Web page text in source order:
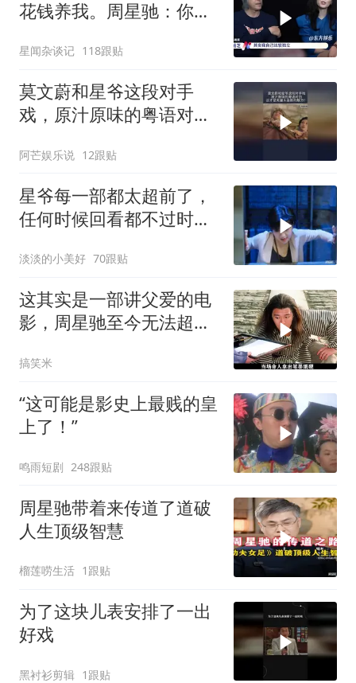
花钱养我。周星驰：你不
星闻杂谈记 118跟贴
莫文蔚和星爷这段对手
戏，原汁原味的粤语对
魅力！
阿芒娱乐说 12跟贴
星爷每一部都太超前了，
任何时候回看都不过时，
淡淡的小美好 70跟贴
这其实是一部讲父爱的电
影，周星驰至今无法超越
搞笑米
“这可能是影史上最贱的皇
上了！”
鸣雨短剧 248跟贴
周星驰带着来传道了道破
人生顶级智慧
榴莲唠生活 1跟贴
为了这块儿表安排了一出
好戏
黑衬衫剪辑 1跟贴